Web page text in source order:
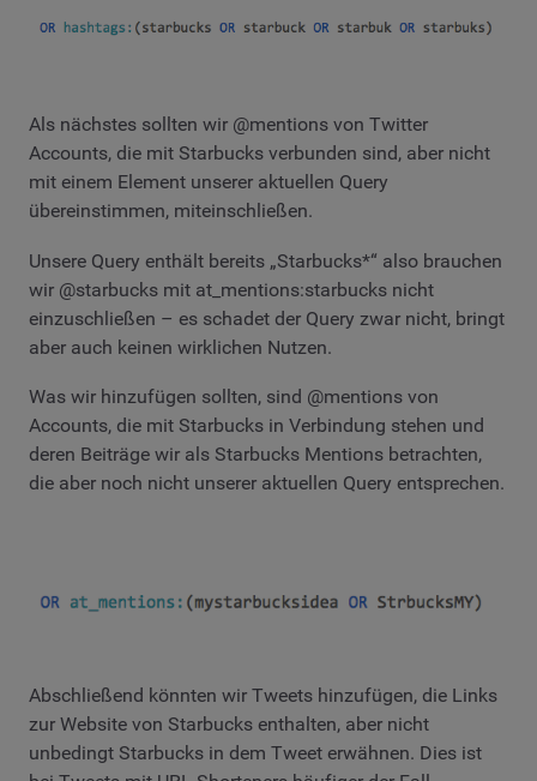
Als nächstes sollten wir @mentions von Twitter
Accounts, die mit Starbucks verbunden sind, aber nicht
mit einem Element unserer aktuellen Query
übereinstimmen, miteinschließen.
Unsere Query enthält bereits „Starbucks*“ also brauchen
wir @starbucks mit at_mentions:starbucks nicht
einzuschließen – es schadet der Query zwar nicht, bringt
aber auch keinen wirklichen Nutzen.
Was wir hinzufügen sollten, sind @mentions von
Accounts, die mit Starbucks in Verbindung stehen und
deren Beiträge wir als Starbucks Mentions betrachten,
die aber noch nicht unserer aktuellen Query entsprechen.
Abschließend könnten wir Tweets hinzufügen, die Links
zur Website von Starbucks enthalten, aber nicht
unbedingt Starbucks in dem Tweet erwähnen. Dies ist